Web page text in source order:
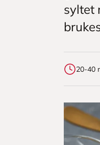
syltet
20-40